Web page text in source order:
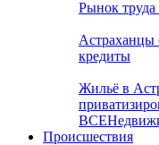
Рынок труда
Астраханцы
кредиты
Жильё в
ВСЕ
Происшествия